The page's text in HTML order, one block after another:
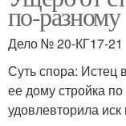
по-разному
Дело № 20-КГ17-21
Суть спора: Истец
ее дому стройка
удовлевторила